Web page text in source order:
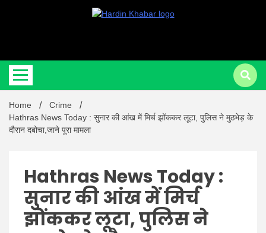
Hardin
Khabar |
Home
Crime
Hathras News Today : सुनार की आंख में मिर्च झोंककर लूटा, पुलिस ने मुठभेड़ के
दौरान दबोचा,जाने पूरा मामला
Hathras News Today :
सुनार की आंख में मिर्च
झोंककर लूटा, पुलिस ने